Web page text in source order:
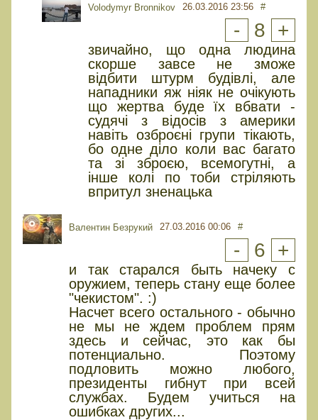
Volodymyr Bronnikov 26.03.2016 23:56 #
- 8 +
звичайно, що одна людина
скорше завсе не зможе
відбити штурм будівлі, але
нападники яж ніяк не очікують
що жертва буде їх вбвати -
судячі з відосів з америки
навіть озброєні групи тікають,
бо одне діло коли вас багато
та зі зброєю, всемогутні, а
інше колі по тоби стріляють
впритул зненацька
Валентин Безрукий 27.03.2016 00:06 #
- 6 +
и так старался быть начеку с
оружием, теперь стану еще более
"чекистом". :)
Насчет всего остального - обычно
не мы не ждем проблем прям
здесь и сейчас, это как бы
потенциально. Поэтому
подловить можно любого,
президенты гибнут при всей
службах. Будем учиться на
ошибках других...